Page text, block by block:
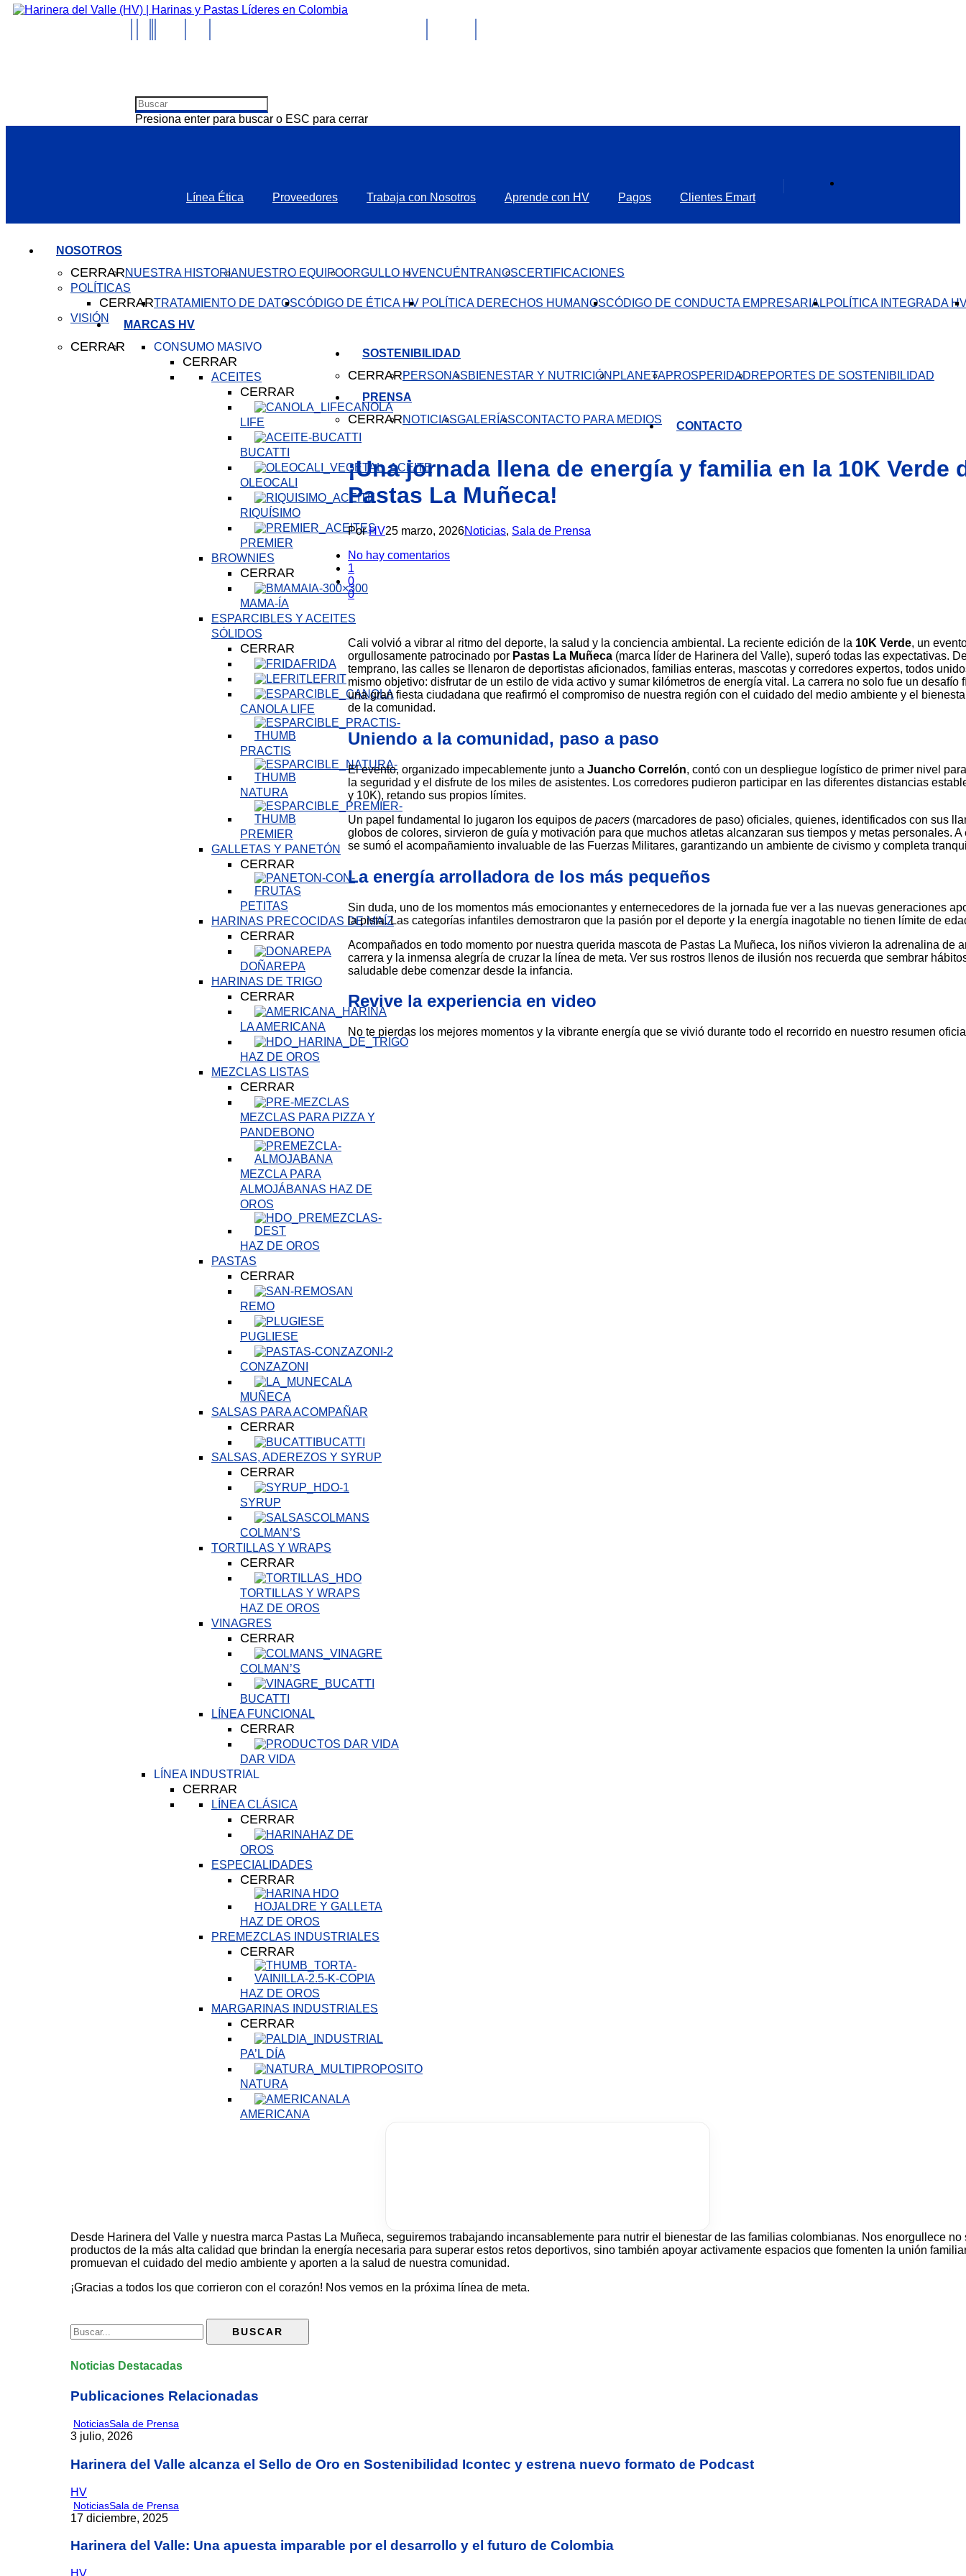
Presiona enter para buscar o ESC para cerrar
Línea Ética Proveedores Trabaja con Nosotros Aprende con HV Pagos Clientes Emart
NOSOTROS
CERRARNUESTRA HISTORIANUESTRO EQUIPOORGULLO HVENCUÉNTRANOSCERTIFICACIONES
POLÍTICAS
CERRARTRATAMIENTO DE DATOSCÓDIGO DE ÉTICA HV ​ POLÍTICA DERECHOS HUMANOSCÓDIGO DE CONDUCTA EMPRESARIAL​POLÍTICA INTEGRADA
VISIÓN
MARCAS HV
CERRAR CONSUMO MASIVO
CERRAR
ACEITES
CERRAR
CANOLA
LIFE
BUCATTI
OLEOCALI
RIQUÍSIMO
PREMIER
BROWNIES
CERRAR
MAMA-ÍA
ESPARCIBLES Y ACEITES
SÓLIDOS
CERRAR
FRIDA
LEFRIT
CANOLA LIFE
PRACTIS
NATURA
PREMIER
GALLETAS Y PANETÓN
CERRAR
PETITAS
HARINAS PRECOCIDAS DE MAÍZ
CERRAR
DOÑAREPA
HARINAS DE TRIGO
CERRAR
LA AMERICANA
HAZ DE OROS
MEZCLAS LISTAS
CERRAR
MEZCLAS PARA PIZZA Y
PANDEBONO
MEZCLA PARA
ALMOJÁBANAS HAZ DE
OROS
HAZ DE OROS
PASTAS
CERRAR
SAN
REMO
PUGLIESE
CONZAZONI
LA
MUÑECA
SALSAS PARA ACOMPAÑAR
CERRAR
BUCATTI
SALSAS, ADEREZOS Y SYRUP
CERRAR
SYRUP
COLMAN’S
TORTILLAS Y WRAPS
CERRAR
TORTILLAS Y WRAPS
HAZ DE OROS
VINAGRES
CERRAR
COLMAN’S
BUCATTI
LÍNEA FUNCIONAL
CERRAR
DAR VIDA
LÍNEA INDUSTRIAL
CERRAR
LÍNEA CLÁSICA
CERRAR
HAZ DE
OROS
ESPECIALIDADES
CERRAR
HAZ DE OROS
PREMEZCLAS INDUSTRIALES
CERRAR
HAZ DE OROS
MARGARINAS INDUSTRIALES
CERRAR
PA’L DÍA
NATURA
LA
AMERICANA
SOSTENIBILIDAD
CERRARPERSONASBIENESTAR Y NUTRICIÓN PLANETAPROSPERIDADREPORTES DE SOSTENIBILIDAD
PRENSA
CERRARNOTICIASGALERÍASCONTACTO PARA MEDIOS
CONTACTO
¡Una jornada llena de energía y familia en la 10K Verde
Pastas La Muñeca!
PorHV25 marzo, 2026Noticias, Sala de Prensa
No hay comentarios
1
0
0
Cali volvió a vibrar al ritmo del deporte, la salud y la conciencia ambiental. La reciente edición de la 10K Verde, un
orgullosamente patrocinado por Pastas La Muñeca (marca líder de Harinera del Valle), superó todas las expectativas.
temprano, las calles se llenaron de deportistas aficionados, familias enteras, mascotas y corredores expertos, todos
mismo objetivo: disfrutar de un estilo de vida activo y sumar kilómetros de energía vital. La carrera no solo fue un desafío
una gran fiesta ciudadana que reafirmó el compromiso de nuestra región con el cuidado del medio ambiente y el
de la comunidad.
Uniendo a la comunidad, paso a paso
El evento, organizado impecablemente junto a Juancho Correlón, contó con un despliegue logístico de primer nivel
la seguridad y el disfrute de los miles de asistentes. Los corredores pudieron participar en las diferentes distancias
y 10K), retando sus propios límites.
Un papel fundamental lo jugaron los equipos de pacers (marcadores de paso) oficiales, quienes, identificados con sus
globos de colores, sirvieron de guía y motivación para que muchos atletas alcanzaran sus tiempos y metas personales. A
se sumó el acompañamiento invaluable de las Fuerzas Militares, garantizando un ambiente de civismo y completa
La energía arrolladora de los más pequeños
Sin duda, uno de los momentos más emocionantes y enternecedores de la jornada fue ver a las nuevas generaciones
la pista. Las categorías infantiles demostraron que la pasión por el deporte y la energía inagotable no tienen límite de
Acompañados en todo momento por nuestra querida mascota de Pastas La Muñeca, los niños vivieron la adrenalina de
carrera y la inmensa alegría de cruzar la línea de meta. Ver sus rostros llenos de ilusión nos recuerda que sembrar
saludable debe comenzar desde la infancia.
Revive la experiencia en video
No te pierdas los mejores momentos y la vibrante energía que se vivió durante todo el recorrido en nuestro resumen
Desde Harinera del Valle y nuestra marca Pastas La Muñeca, seguiremos trabajando incansablemente para nutrir el bienestar de las familias colombianas. Nos enorgullece no
productos de la más alta calidad que brindan la energía necesaria para superar estos retos deportivos, sino también apoyar activamente espacios que fomenten la unión
promuevan el cuidado del medio ambiente y aporten a la salud de nuestra comunidad.
¡Gracias a todos los que corrieron con el corazón! Nos vemos en la próxima línea de meta.
Noticias Destacadas
Publicaciones Relacionadas
NoticiasSala de Prensa
3 julio, 2026
Harinera del Valle alcanza el Sello de Oro en Sostenibilidad Icontec y estrena nuevo formato de Podcast
HV
NoticiasSala de Prensa
17 diciembre, 2025
Harinera del Valle: Una apuesta imparable por el desarrollo y el futuro de Colombia